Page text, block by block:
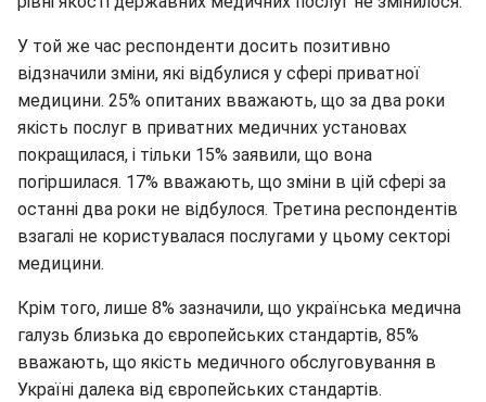
У той же час респонденти досить позитивно
відзначили зміни, які відбулися у сфері приватної
медицини. 25% опитаних вважають, що за два роки
якість послуг в приватних медичних установах
покращилася, і тільки 15% заявили, що вона
погіршилася. 17% вважають, що зміни в цій сфері за
останні два роки не відбулося. Третина респондентів
взагалі не користувалася послугами у цьому секторі
медицини.
Крім того, лише 8% зазначили, що українська медична
галузь близька до європейських стандартів, 85%
вважають, що якість медичного обслуговування в
Україні далека від європейських стандартів.